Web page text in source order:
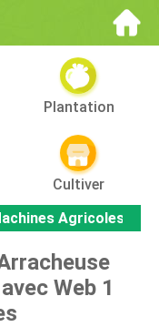
Plantation
Cultiver
Agricoles
Web 1